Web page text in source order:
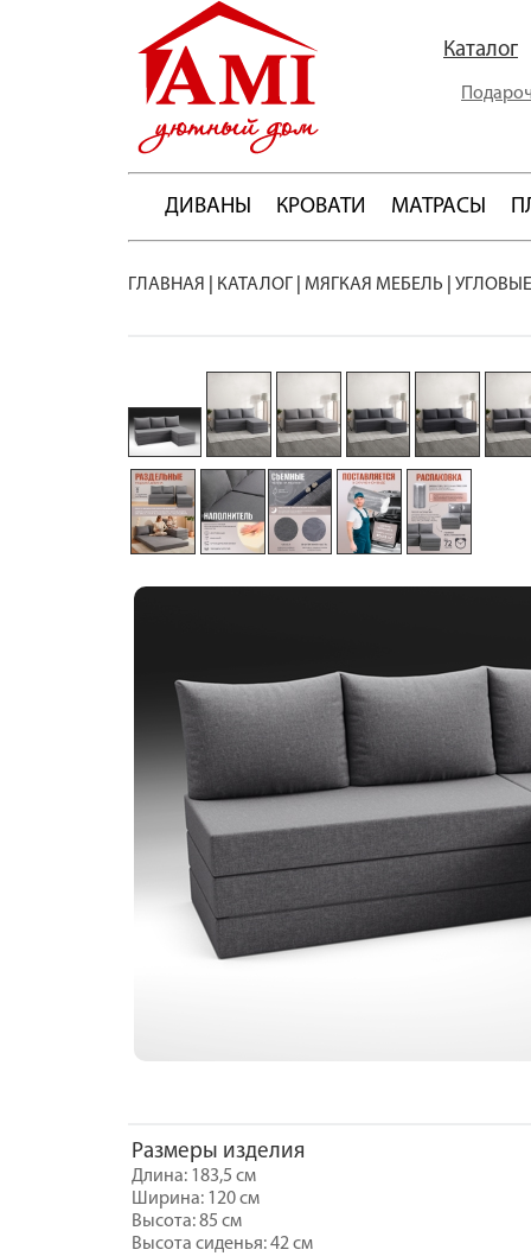
Каталог
ДИВАНЫ КРОВАТИ МАТРАСЫ
ГЛАВНАЯ КАТАЛОГ МЯГКАЯ МЕБЕЛЬ
Размеры изделия
Длина: 183,5 см
Ширина: 120 см
Высота: 85 см
Высота сиденья: 42 см